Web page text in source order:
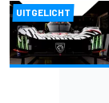
UITGELICHT